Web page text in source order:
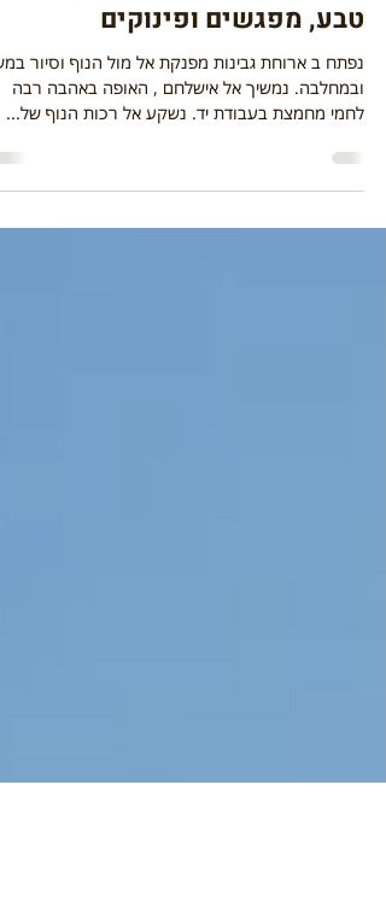
2 בספט׳ 2021 זמן קריאה 1 דקות
עיזים, לחם משובח וחבל עדולם
טבע, מפגשים ופינוקים
נפתח ב ארוחת גבינות מפנקת אל מול הנוף וסיור